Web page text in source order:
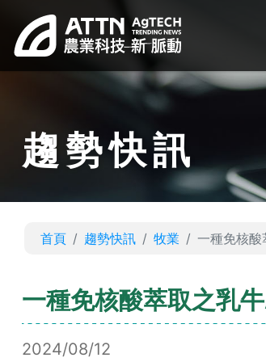
趨勢快訊
首頁 趨勢快訊 牧業 一種免核
一種免核酸萃取之乳
2024/08/12